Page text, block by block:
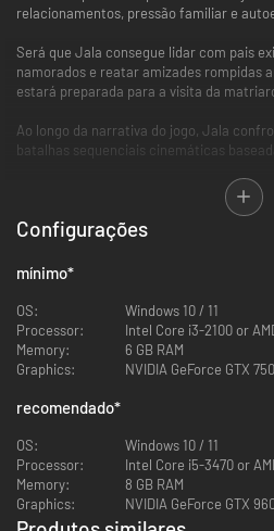
relacionamentos, pressão familiar e
Será que Jala consegue lidar com pais
namorados e reatar amizades rompidas
estará preparada para a visita da
Ao longo da narrativa do jogo, Jala
batalhas sequenciais cinemáticas
Combate com vista superior baseado em
um sistema de humor único que permite
Lute contra arruaceiros esqueitistas,
seus ex-namorados.
Configurações
mínimo*
OS:
Windows 10 / 11
Processor:
Intel Core i3-2100 or
Memory:
6 GB RAM
Graphics:
NVIDIA GeForce GTX
recomendado*
OS:
Windows 10 / 11
Processor:
Intel Core i5-3470 or
Memory:
8 GB RAM
Graphics:
NVIDIA GeForce GTX